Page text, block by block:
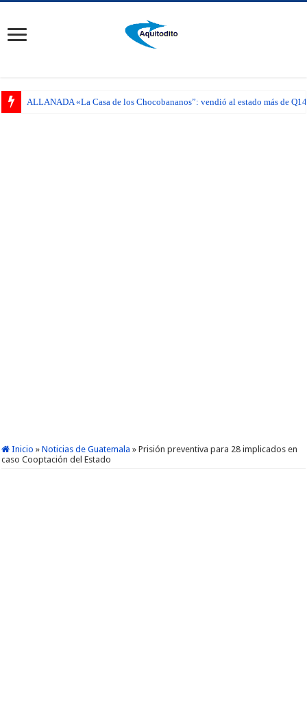
ALLANADA «La Casa de los Chocobananos”: vendió al estado más de
Inicio » Noticias de Guatemala » Prisión preventiva para 28 implicados en
caso Cooptación del Estado